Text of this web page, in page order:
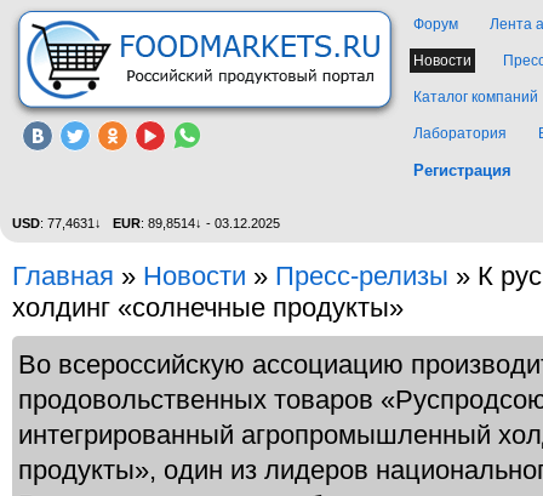
Форум Лента
Новости
Каталог компаний
Лаборатория
Регистрация
USD: 77,4631↓ EUR: 89,8514↓ - 03.12.2025
Главная » Новости » Пресс-релизы » К
холдинг «солнечные продукты»
Во всероссийскую ассоциацию
продовольственных товаров
интегрированный агропромышленный
продукты», один из лидеров